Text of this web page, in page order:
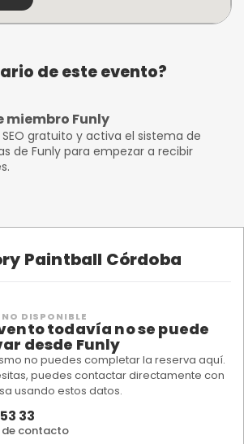
de este evento?
miembro Funly
gratuito y activa el sistema de
de Funly para empezar a recibir
Paintball Córdoba
NO DISPONIBLE
todavía no se puede
desde Funly
no puedes completar la reserva aquí.
puedes contactar directamente con
usando estos datos.
33
de contacto